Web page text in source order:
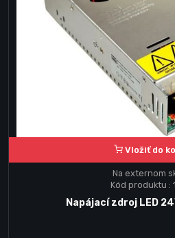
Vložiť do
Na externom
Kód produktu :
Napájací zdroj LED